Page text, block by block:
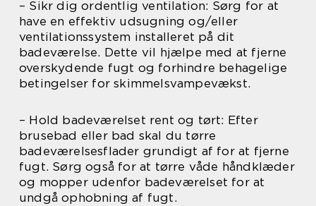
– Sikr dig ordentlig ventilation: Sørg for at
have en effektiv udsugning og/eller
ventilationssystem installeret på dit
badeværelse. Dette vil hjælpe med at fjerne
overskydende fugt og forhindre behagelige
betingelser for skimmelsvampevækst.
– Hold badeværelset rent og tørt: Efter
brusebad eller bad skal du tørre
badeværelsesflader grundigt af for at fjerne
fugt. Sørg også for at tørre våde håndklæder
og mopper udenfor badeværelset for at
undgå ophobning af fugt.